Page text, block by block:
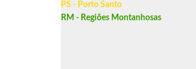
PS - Porto Santo
RM - Regiões Montanhosas